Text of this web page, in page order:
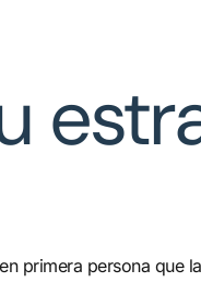
primera persona que